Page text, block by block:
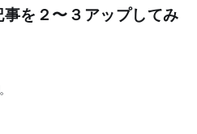
を２〜３アップしてみ
。